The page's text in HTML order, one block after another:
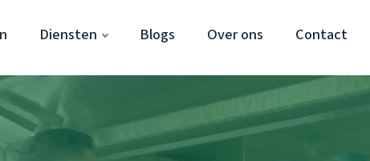
Diensten Blogs Over ons Contact